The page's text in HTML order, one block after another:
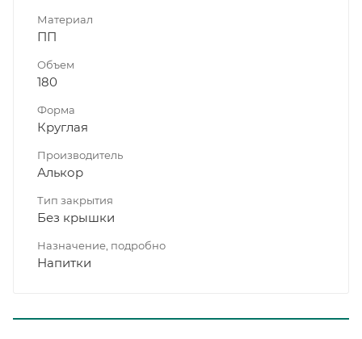
Материал
ПП
Объем
180
Форма
Круглая
Производитель
Алькор
Тип закрытия
Без крышки
Назначение, подробно
Напитки